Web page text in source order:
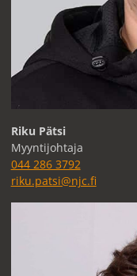
Riku Pätsi
Myyntijohtaja
044 286 3792
riku.patsi@njc.fi